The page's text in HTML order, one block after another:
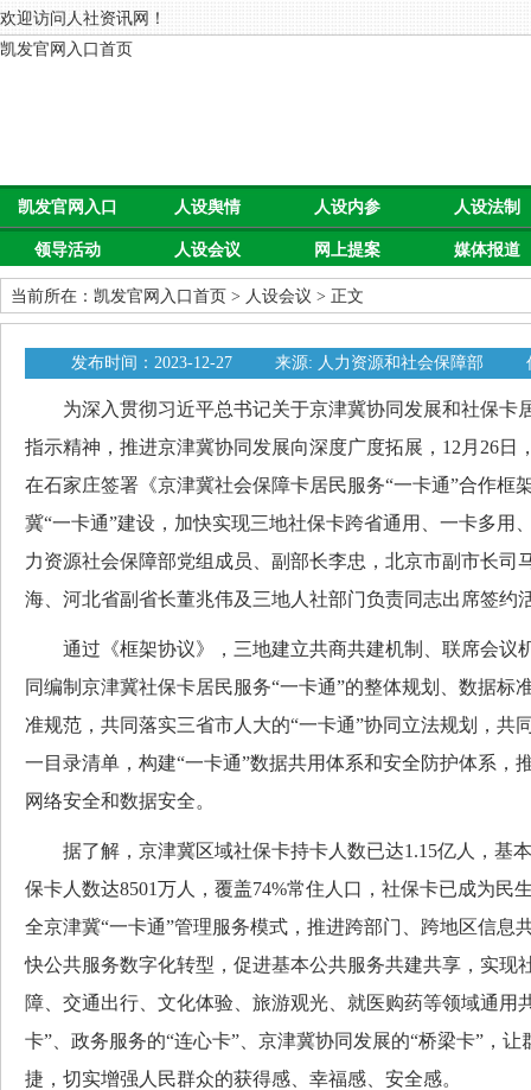
欢迎访问人社资讯网！
凯发官网入口首页
凯发官网入口
首页
人设舆情 人设内参 人设法制
领导活动 人设会议 网上提案 媒体报道
当前所在： 凯发官网入口首页 > 人设会议 > 正文
发布时间：2023-12-27 来源: 人力资源和社会保障部
为深入贯彻习近平总书记关于京津冀协同发展和社保卡
指示精神，推进京津冀协同发展向深度广度拓展，12月26日
在石家庄签署《京津冀社会保障卡居民服务“一卡通”合作框
冀“一卡通”建设，加快实现三地社保卡跨省通用、一卡多用
力资源社会保障部党组成员、副部长李忠，北京市副市长司
海、河北省副省长董兆伟及三地人社部门负责同志出席签约
通过《框架协议》，三地建立共商共建机制、联席会议
同编制京津冀社保卡居民服务“一卡通”的整体规划、数据标
准规范，共同落实三省市人大的“一卡通”协同立法规划，共
一目录清单，构建“一卡通”数据共用体系和安全防护体系，
网络安全和数据安全。
据了解，京津冀区域社保卡持卡人数已达1.15亿人，基
保卡人数达8501万人，覆盖74%常住人口，社保卡已成为民
全京津冀“一卡通”管理服务模式，推进跨部门、跨地区信息
快公共服务数字化转型，促进基本公共服务共建共享，实现
障、交通出行、文化体验、旅游观光、就医购药等领域通用
卡”、政务服务的“连心卡”、京津冀协同发展的“桥梁卡”，
捷，切实增强人民群众的获得感、幸福感、安全感。